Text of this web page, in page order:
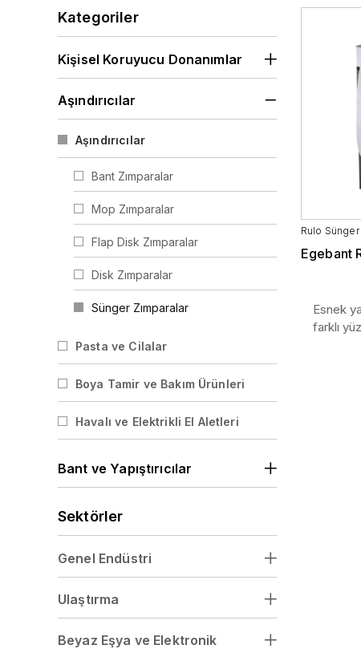
Kategoriler
Kişisel Koruyucu Donanımlar
Aşındırıcılar
Aşındırıcılar
Bant Zımparalar
Mop Zımparalar
Flap Disk Zımparalar
Disk Zımparalar
Sünger Zımparalar
Disk Sünger Zımparalar
Rulo Sünger Zımparalar
Plaka Zımparalar
Kesme ve Çapak Alma Taşları
Pasta ve Cilalar
Boya Tamir ve Bakım Ürünleri
Havalı ve Elektrikli El Aletleri
Bant ve Yapıştırıcılar
Sektörler
Genel Endüstri
Ulaştırma
Beyaz Eşya ve Elektronik
Rulo Sünger
Egebant
Esnek
farklı